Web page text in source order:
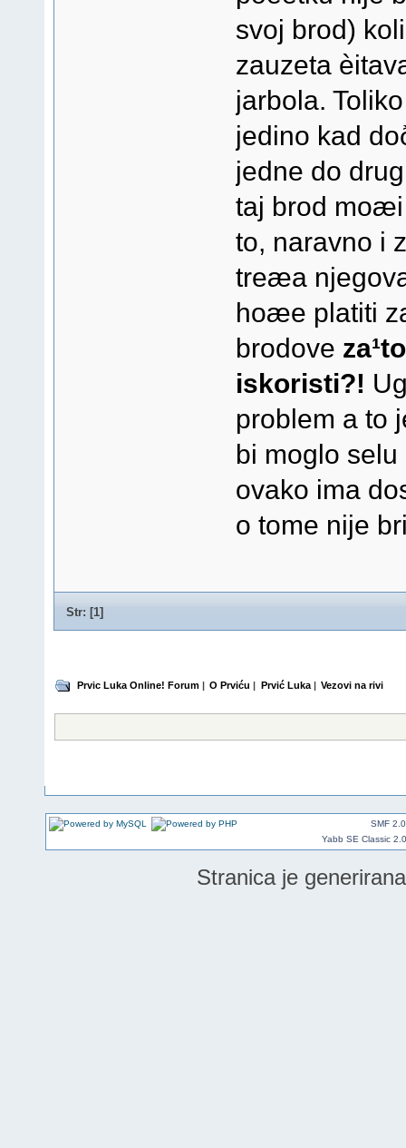
svoj brod)
zauzeta
jarbola.
jedino kad
jedne do
taj brod moæi
to, naravno i
treæa
hoæe platiti
brodove
iskoristi?!
problem a to
bi moglo
ovako ima
o tome nije
Str: [1]
Prvic Luka Online! Forum| O Prviću Prvić Luka| Vezovi na rivi
SMF
Yabb SE Classic
Stranica je